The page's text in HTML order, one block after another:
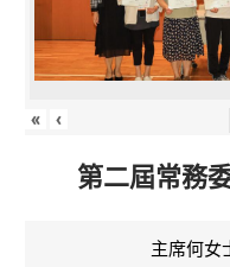
« ‹
第二屆常務
主席何女